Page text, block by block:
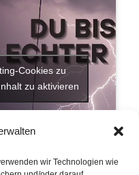
wir Technologien wie
Cookies zu
zu aktivieren